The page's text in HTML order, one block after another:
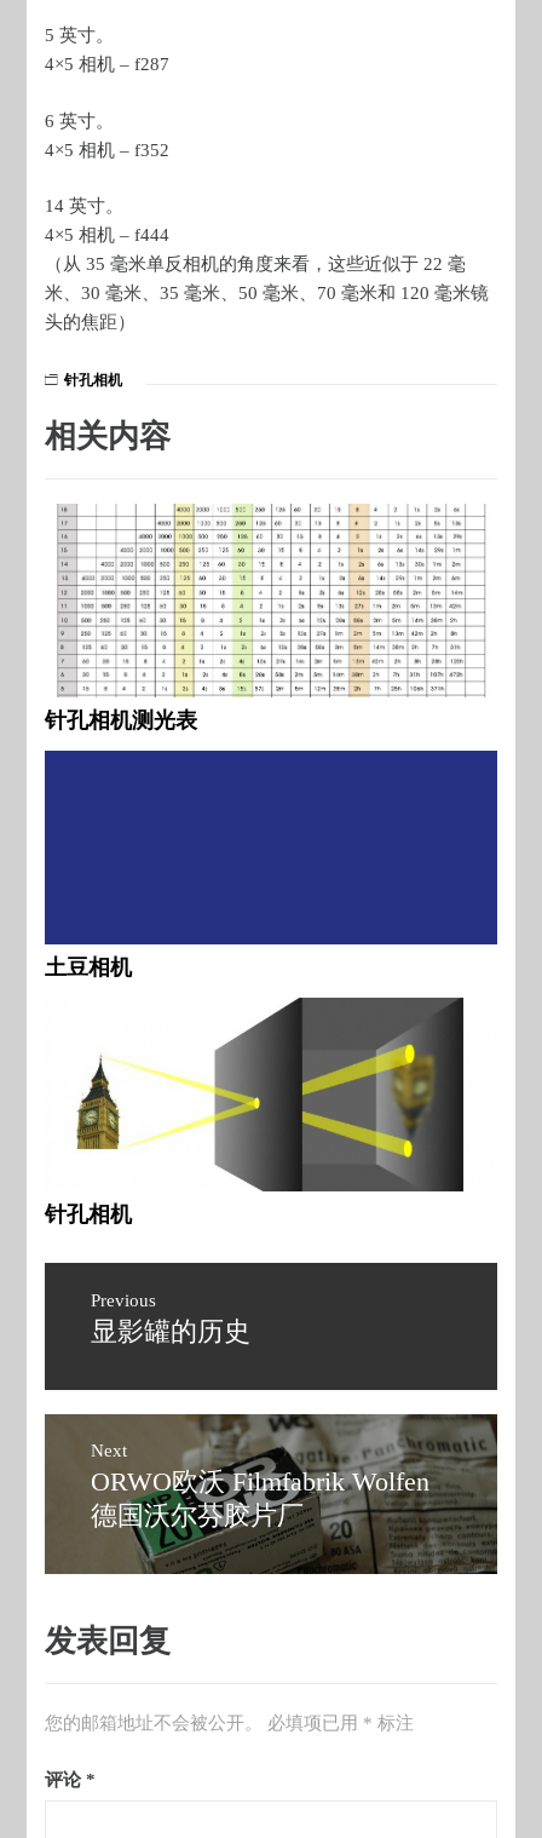
5 英寸。
4×5 相机 – f287
6 英寸。
4×5 相机 – f352
14 英寸。
4×5 相机 – f444
（从 35 毫米单反相机的角度来看，这些近似于 22 毫
米、30 毫米、35 毫米、50 毫米、70 毫米和 120 毫米镜
头的焦距）
针孔相机
相关内容
针孔相机测光表
土豆相机
针孔相机
导
航
Previous
Previous
显影罐的历史
Next
Next
post:
ORWO欧沃 Filmfabrik Wolfen
德国沃尔芬胶片厂
发表回复
您的邮箱地址不会被公开。 必填项已用 * 标注
评论*